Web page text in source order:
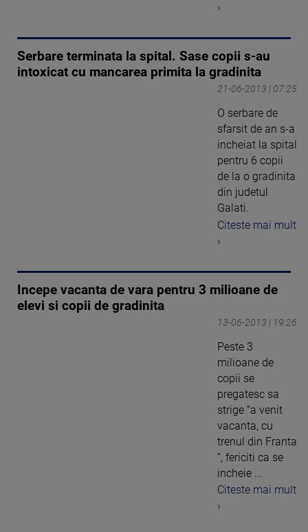
›
Serbare terminata la spital. Sase copii s-au
intoxicat cu mancarea primita la gradinita
21-06-2013 | 07:25
O serbare de
sfarsit de an s-a
incheiat la spital
pentru 6 copii
de la o gradinita
din judetul
Galati.
Citeste mai mult
›
Incepe vacanta de vara pentru 3 milioane de
elevi si copii de gradinita
13-06-2013 | 19:26
Peste 3
milioane de
copii se
pregatesc sa
strige "a venit
vacanta, cu
trenul din Franta
'', fericiti ca se
incheie ...
Citeste mai mult
›